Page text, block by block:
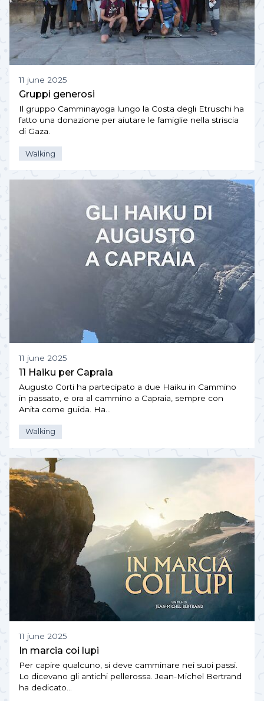
11 june 2025
Gruppi generosi
Il gruppo Camminayoga lungo la Costa degli Etruschi ha
fatto una donazione per aiutare le famiglie nella striscia
di Gaza.
Walking
11 june 2025
11 Haiku per Capraia
Augusto Corti ha partecipato a due Haiku in Cammino
in passato, e ora al cammino a Capraia, sempre con
Anita come guida. Ha…
Walking
11 june 2025
In marcia coi lupi
Per capire qualcuno, si deve camminare nei suoi passi.
Lo dicevano gli antichi pellerossa. Jean-Michel Bertrand
ha dedicato…